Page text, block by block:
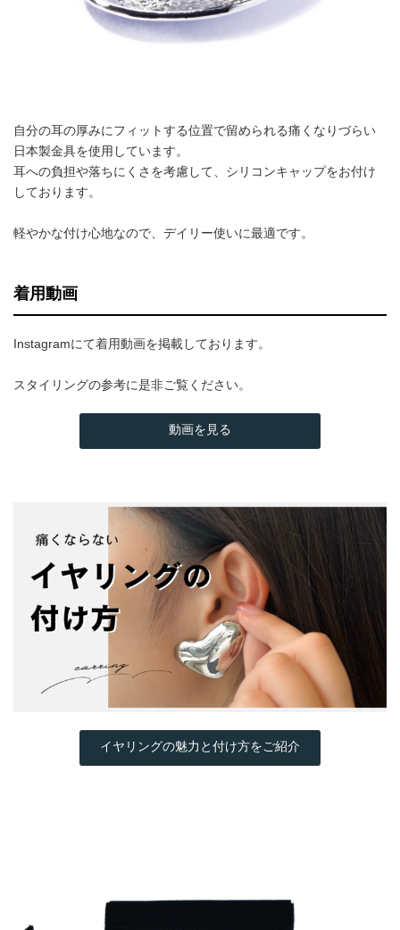
自分の耳の厚みにフィットする位置で留められる痛くなりづらい
日本製金具を使用しています。
耳への負担や落ちにくさを考慮して、シリコンキャップをお付け
しております。
軽やかな付け心地なので、デイリー使いに最適です。
着用動画
Instagramにて着用動画を掲載しております。
スタイリングの参考に是非ご覧ください。
動画を見る
イヤリングの魅力と付け方をご紹介